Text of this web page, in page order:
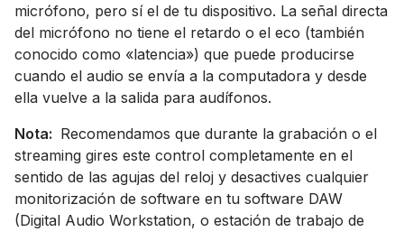
micrófono, pero sí el de tu dispositivo. La señal directa
del micrófono no tiene el retardo o el eco (también
conocido como «latencia») que puede producirse
cuando el audio se envía a la computadora y desde
ella vuelve a la salida para audífonos.
Nota: Recomendamos que durante la grabación o el
streaming gires este control completamente en el
sentido de las agujas del reloj y desactives cualquier
monitorización de software en tu software DAW
(Digital Audio Workstation, o estación de trabajo de